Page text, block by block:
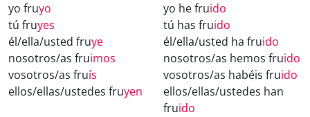
yo fruyo
tú fruyes
él/ella/usted fruye
nosotros/as fruimos
vosotros/as fruís
ellos/ellas/ustedes fruyen
yo he fruido
tú has fruido
él/ella/usted ha fruido
nosotros/as hemos fruido
vosotros/as habéis fruido
ellos/ellas/ustedes han
fruido